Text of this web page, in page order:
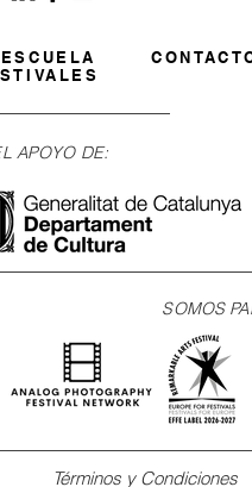
ESCUELA
APOYO DE:
SOMOS
Términos y Condiciones